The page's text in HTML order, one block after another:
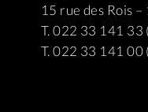
15 rue des Rois
T. 022 33 141 33
T. 022 33 141